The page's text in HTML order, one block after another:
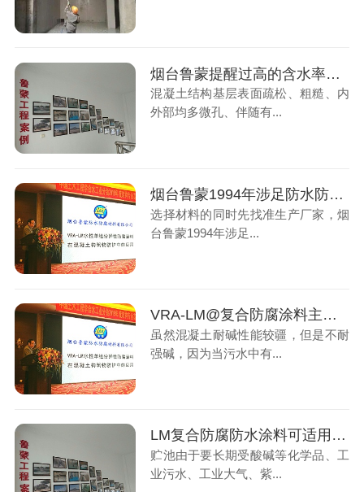
烟台鲁蒙提醒过高的含水率势必影响涂层的附着力
混凝土结构基层表面疏松、粗糙、内
外部均多微孔、伴随有...
烟台鲁蒙1994年涉足防水防腐领域，防水、防腐施工二级资质的公司
选择材料的同时先找准生产厂家，烟
台鲁蒙1994年涉足...
VRA-LM@复合防腐涂料主要用于腐蚀环境下的混凝土结构防腐
虽然混凝土耐碱性能较疆，但是不耐
强碱，因为当污水中有...
LM复合防腐防水涂料可适用于工业污水、生活污水处理厂的混凝土构筑物的防护抗渗
贮池由于要长期受酸碱等化学品、工
业污水、工业大气、紫...